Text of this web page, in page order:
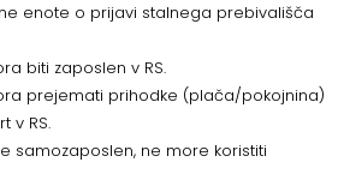
enote o prijavi stalnega prebivališča
biti zaposlen v RS.
prejemati prihodke (plača/pokojnina)
v RS.
samozaposlen, ne more koristiti